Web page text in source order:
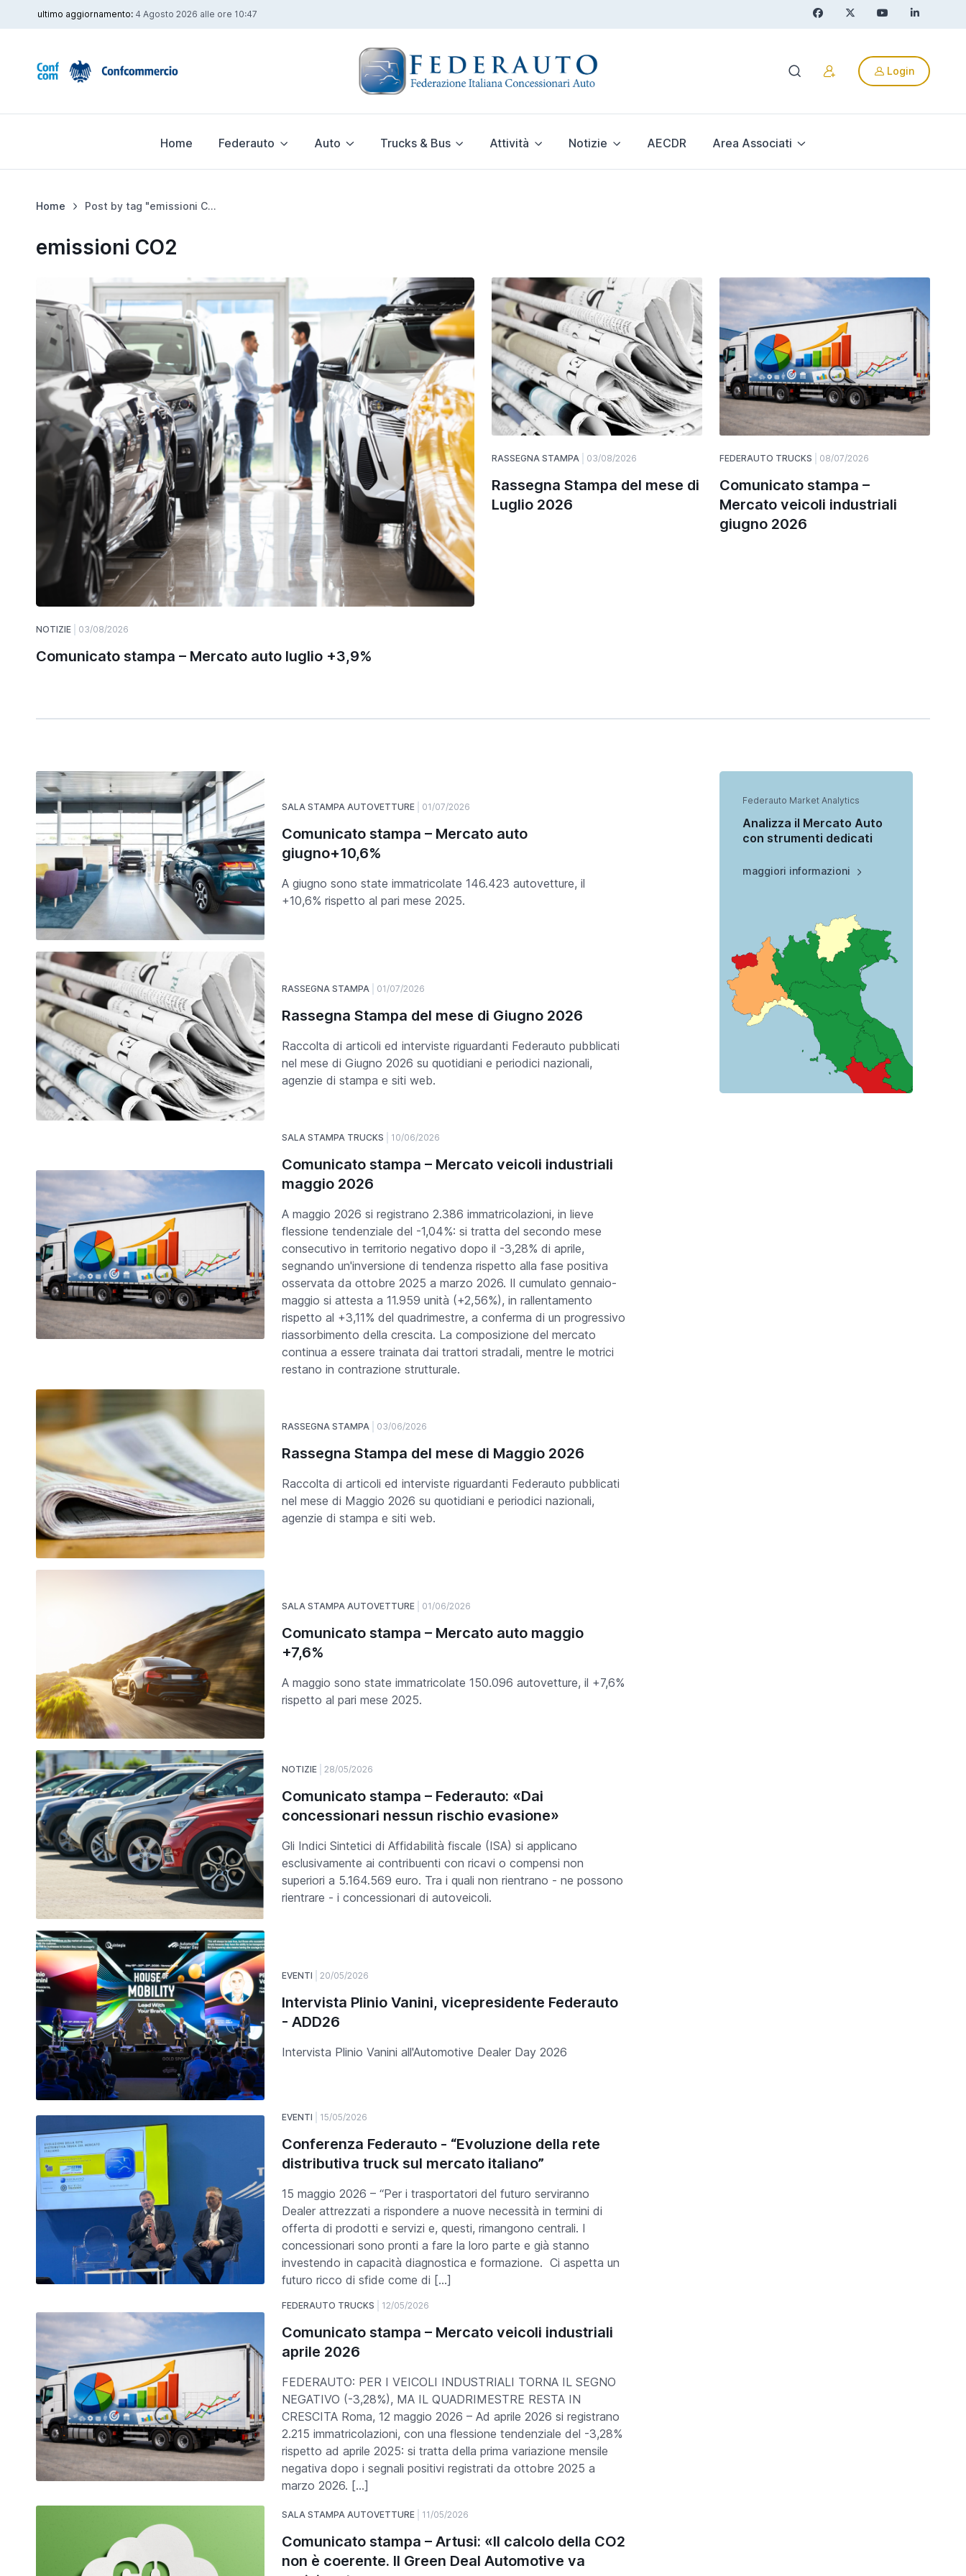
ultimo aggiornamento: 4 Agosto 2026 alle ore 10:47
Login
Home Federauto Auto Trucks & Bus Attività Notizie AECDR Area Associati
Home Post by tag "emissioni CO2"
emissioni CO2
NOTIZIE 03/08/2026
Comunicato stampa – Mercato auto luglio +3,9%
RASSEGNA STAMPA 03/08/2026
Rassegna Stampa del mese di
Luglio 2026
FEDERAUTO TRUCKS 08/07/2026
Comunicato stampa –
Mercato veicoli industriali
giugno 2026
SALA STAMPA AUTOVETTURE 01/07/2026
Comunicato stampa – Mercato auto
giugno+10,6%
A giugno sono state immatricolate 146.423 autovetture, il
+10,6% rispetto al pari mese 2025.
RASSEGNA STAMPA 01/07/2026
Rassegna Stampa del mese di Giugno 2026
Raccolta di articoli ed interviste riguardanti Federauto pubblicati
nel mese di Giugno 2026 su quotidiani e periodici nazionali,
agenzie di stampa e siti web.
SALA STAMPA TRUCKS 10/06/2026
Comunicato stampa – Mercato veicoli industriali
maggio 2026
A maggio 2026 si registrano 2.386 immatricolazioni, in lieve
flessione tendenziale del -1,04%: si tratta del secondo mese
consecutivo in territorio negativo dopo il -3,28% di aprile,
segnando un'inversione di tendenza rispetto alla fase positiva
osservata da ottobre 2025 a marzo 2026. Il cumulato gennaio-
maggio si attesta a 11.959 unità (+2,56%), in rallentamento
rispetto al +3,11% del quadrimestre, a conferma di un progressivo
riassorbimento della crescita. La composizione del mercato
continua a essere trainata dai trattori stradali, mentre le motrici
restano in contrazione strutturale.
RASSEGNA STAMPA 03/06/2026
Rassegna Stampa del mese di Maggio 2026
Raccolta di articoli ed interviste riguardanti Federauto pubblicati
nel mese di Maggio 2026 su quotidiani e periodici nazionali,
agenzie di stampa e siti web.
SALA STAMPA AUTOVETTURE 01/06/2026
Comunicato stampa – Mercato auto maggio
+7,6%
A maggio sono state immatricolate 150.096 autovetture, il +7,6%
rispetto al pari mese 2025.
NOTIZIE 28/05/2026
Comunicato stampa – Federauto: «Dai
concessionari nessun rischio evasione»
Gli Indici Sintetici di Affidabilità fiscale (ISA) si applicano
esclusivamente ai contribuenti con ricavi o compensi non
superiori a 5.164.569 euro. Tra i quali non rientrano - ne possono
rientrare - i concessionari di autoveicoli.
EVENTI 20/05/2026
Intervista Plinio Vanini, vicepresidente Federauto
- ADD26
Intervista Plinio Vanini all'Automotive Dealer Day 2026
EVENTI 15/05/2026
Conferenza Federauto - “Evoluzione della rete
distributiva truck sul mercato italiano”
15 maggio 2026 – “Per i trasportatori del futuro serviranno
Dealer attrezzati a rispondere a nuove necessità in termini di
offerta di prodotti e servizi e, questi, rimangono centrali. I
concessionari sono pronti a fare la loro parte e già stanno
investendo in capacità diagnostica e formazione. Ci aspetta un
futuro ricco di sfide come di […]
FEDERAUTO TRUCKS 12/05/2026
Comunicato stampa – Mercato veicoli industriali
aprile 2026
FEDERAUTO: PER I VEICOLI INDUSTRIALI TORNA IL SEGNO
NEGATIVO (-3,28%), MA IL QUADRIMESTRE RESTA IN
CRESCITA Roma, 12 maggio 2026 – Ad aprile 2026 si registrano
2.215 immatricolazioni, con una flessione tendenziale del -3,28%
rispetto ad aprile 2025: si tratta della prima variazione mensile
negativa dopo i segnali positivi registrati da ottobre 2025 a
marzo 2026. […]
SALA STAMPA AUTOVETTURE 11/05/2026
Comunicato stampa – Artusi: «Il calcolo della CO2
non è coerente. Il Green Deal Automotive va
Federauto Market Analytics
Analizza il Mercato Auto
con strumenti dedicati
maggiori informazioni